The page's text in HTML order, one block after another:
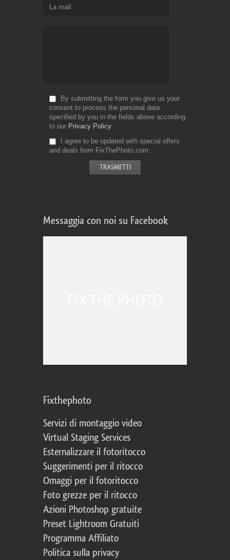
La mail
By submitting the form you give us your
consent to process the personal data
specified by you in the fields above according
to our Privacy Policy
I agree to be updated with special offers
and deals from FixThePhoto.com
Messaggia con noi su Facebook
Fixthephoto
Servizi di montaggio video
Virtual Staging Services
Esternalizzare il fotoritocco
Suggerimenti per il ritocco
Omaggi per il fotoritocco
Foto grezze per il ritocco
Azioni Photoshop gratuite
Preset Lightroom Gratuiti
Programma Affiliato
Politica sulla privacy